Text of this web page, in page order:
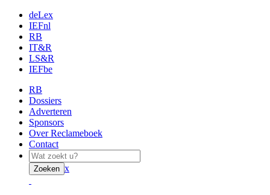
deLex
IEFnl
RB
IT&R
LS&R
IEFbe
RB
Dossiers
Adverteren
Sponsors
Over Reclameboek
Contact
Zoeken x